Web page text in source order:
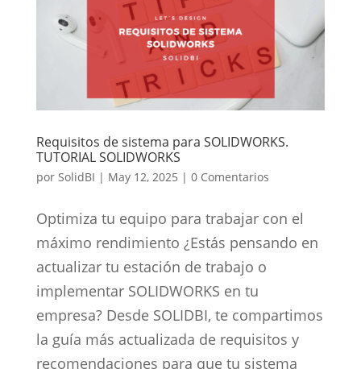
Requisitos de sistema para SOLIDWORKS.
TUTORIAL SOLIDWORKS
por SolidBI | May 12, 2025 | 0 Comentarios
Optimiza tu equipo para trabajar con el
máximo rendimiento ¿Estás pensando en
actualizar tu estación de trabajo o
implementar SOLIDWORKS en tu
empresa? Desde SOLIDBI, te compartimos
la guía más actualizada de requisitos y
recomendaciones para que tu sistema